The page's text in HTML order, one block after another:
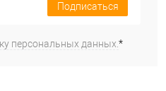
Подписаться
персональных данных.*